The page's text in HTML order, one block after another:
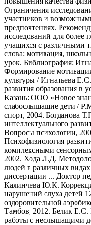
Ограничения
участников и
предпочтениях.
исследований для более
учащихся с различными
слова: мотивация,
урок. Библиография:
Формирование
культуры / Игнатьева
развития образования
Казань: ООО «Новое
слабослышащие дети /
спорт, 2004. Богданова
интеллектуального
Вопросы психологии,
Психофизиология
комплексными
2002. Хода Л.Д.
людей в различных
диссертации ... Доктор
Калинчева Ю.К.
нарушений слуха детей
оздоровительной
Тамбов, 2012. Белик
работы с неслышащими